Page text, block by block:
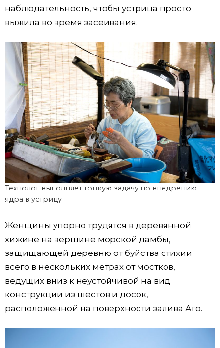
наблюдательность, чтобы устрица просто
выжила во время засеивания.
Технолог выполняет тонкую задачу по внедрению
ядра в устрицу
Женщины упорно трудятся в деревянной
хижине на вершине морской дамбы,
защищающей деревню от буйства стихии,
всего в нескольких метрах от мостков,
ведущих вниз к неустойчивой на вид
конструкции из шестов и досок,
расположенной на поверхности залива Аго.